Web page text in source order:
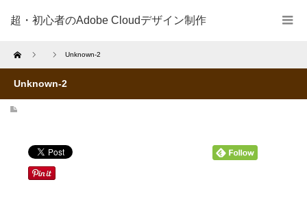
超・初心者のAdobe Cloudデザイン制作
Home Unknown-2
Unknown-2